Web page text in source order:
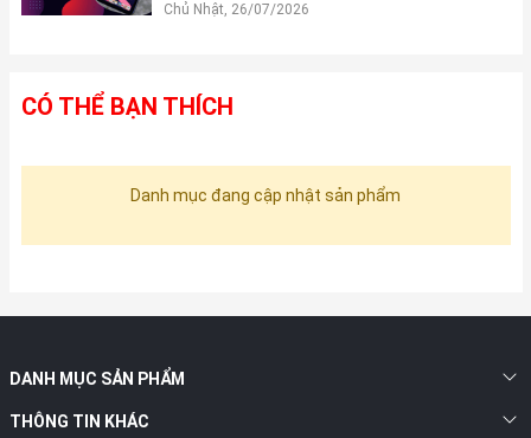
Chủ Nhật, 26/07/2026
CÓ THỂ BẠN THÍCH
Danh mục đang cập nhật sản phẩm
DANH MỤC SẢN PHẨM
THÔNG TIN KHÁC